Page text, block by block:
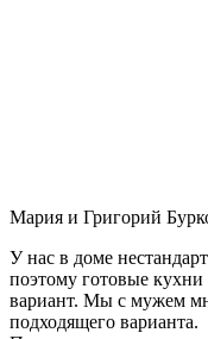
Мария и Григорий
У нас в доме
поэтому готовые
вариант. Мы с мужем
подходящего варианта.